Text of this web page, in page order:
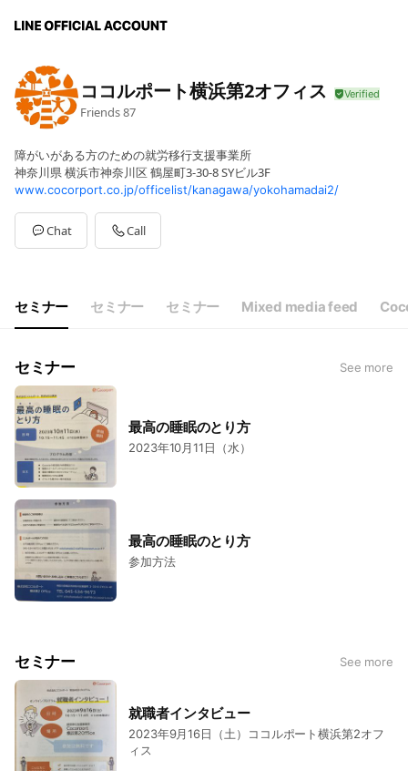
ココルポート横浜第2オフィス
Friends87
障がいがある方のための就労移行支援事業所
神奈川県 横浜市神奈川区 鶴屋町3-30-8 SYビル3F
www.cocorport.co.jp/officelist/kanagawa/yokohamadai2/
Chat Call
セミナー セミナー セミナー Mixed media feed
セミナー See more
最高の睡眠のとり方
2023年10月11日（水）
最高の睡眠のとり方
参加方法
セミナー See more
就職者インタビュー
2023年9月16日（土）ココルポート横浜第2オフ
ィス